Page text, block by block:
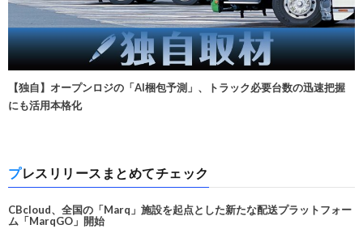
【独自】オープンロジの「AI梱包予測」、トラック必要台数の迅速把握
にも活用本格化
プレスリリースまとめてチェック
CBcloud、全国の「Marq」施設を起点とした新たな配送プラットフォー
ム「MarqGO」開始